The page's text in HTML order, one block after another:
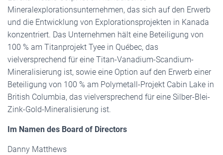
Mineralexplorationsunternehmen, das sich auf den Erwerb
und die Entwicklung von Explorationsprojekten in Kanada
konzentriert. Das Unternehmen hält eine Beteiligung von
100 % am Titanprojekt Tyee in Québec, das
vielversprechend für eine Titan-Vanadium-Scandium-
Mineralisierung ist, sowie eine Option auf den Erwerb einer
Beteiligung von 100 % am Polymetall-Projekt Cabin Lake in
British Columbia, das vielversprechend für eine Silber-Blei-
Zink-Gold-Mineralisierung ist.
Im Namen des Board of Directors
Danny Matthews